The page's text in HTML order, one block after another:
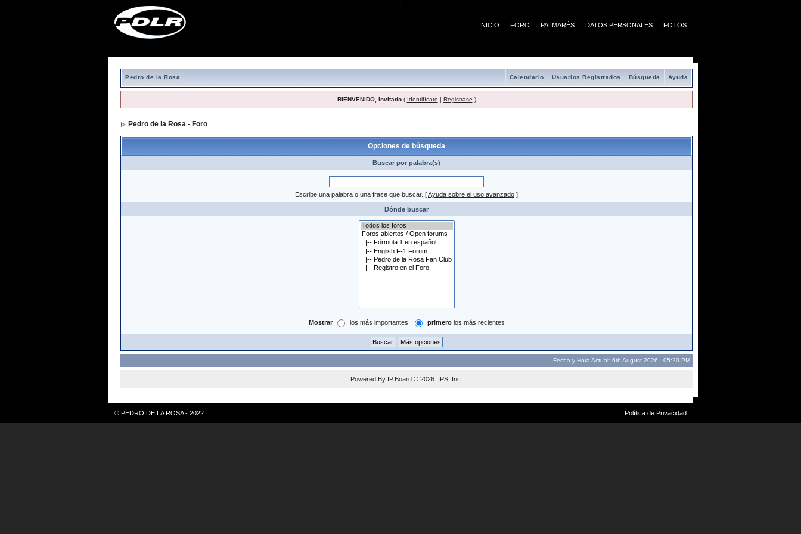
INICIO FORO PALMARÉS DATOS PERSONALES FOTOS
Pedro de la Rosa Ayuda
Búsqueda
Usuarios Registrados
Calendario
BIENVENIDO, Invitado( Identifícate | Registrase )
Pedro de la Rosa - Foro
Opciones de búsqueda
Buscar por palabra(s)
Escribe una palabra o una frase que buscar. [Ayuda sobre el uso avanzado ]
Dónde buscar
Mostrar los más importantes primerolos más recientes
Fecha y Hora Actual: 6th August 2026 - 05:20 PM
Powered By IP.Board © 2026 IPS, Inc
© PEDRO DE LA ROSA - 2022 Política de Privacidad